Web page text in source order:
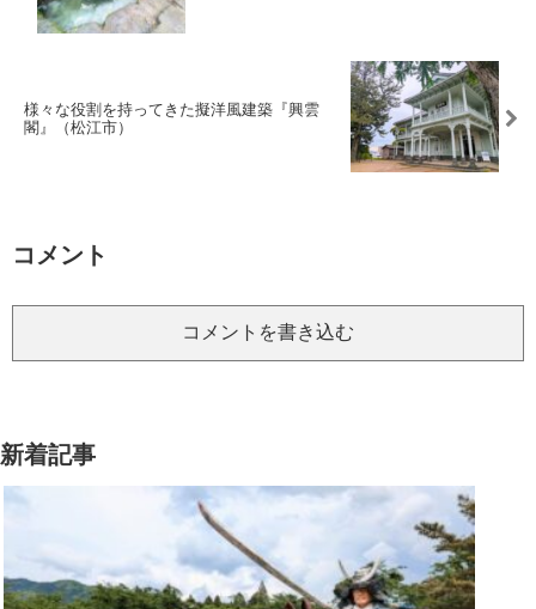
様々な役割を持ってきた擬洋風建築『興雲
閣』（松江市）
コメント
コメントを書き込む
新着記事